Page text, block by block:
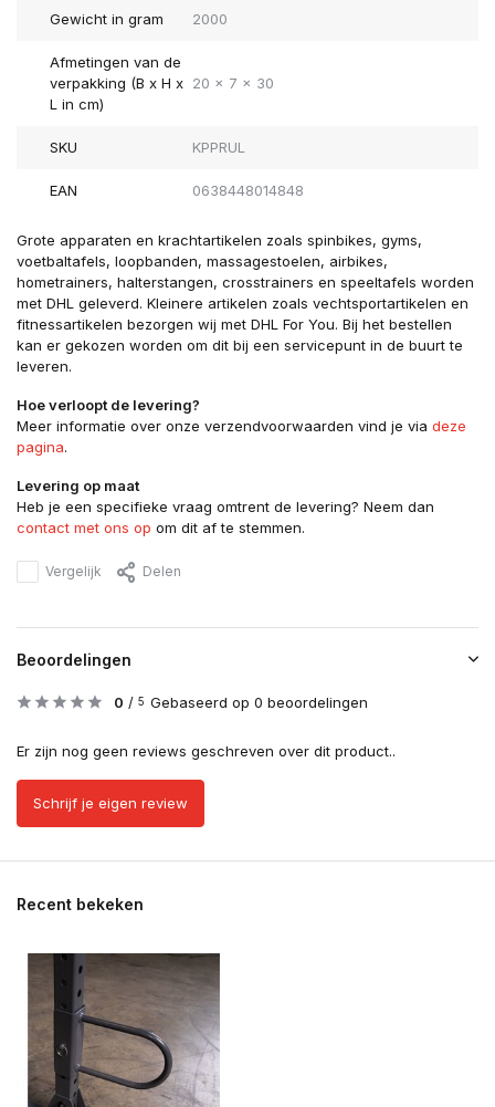
Gewicht in gram 2000
Afmetingen van de
verpakking (B x H x
L in cm)
20 x 7 x 30
SKU KPPRUL
EAN 0638448014848
Grote apparaten en krachtartikelen zoals spinbikes, gyms,
voetbaltafels, loopbanden, massagestoelen, airbikes,
hometrainers, halterstangen, crosstrainers en speeltafels worden
met DHL geleverd. Kleinere artikelen zoals vechtsportartikelen en
fitnessartikelen bezorgen wij met DHL For You. Bij het bestellen
kan er gekozen worden om dit bij een servicepunt in de buurt te
leveren.
Hoe verloopt de levering?
Meer informatie over onze verzendvoorwaarden vind je via deze
pagina.
Levering op maat
Heb je een specifieke vraag omtrent de levering? Neem dan
contact met ons op om dit af te stemmen.
Vergelijk Delen
Beoordelingen
0 / 5 Gebaseerd op 0 beoordelingen
Er zijn nog geen reviews geschreven over dit product..
Schrijf je eigen review
Recent bekeken